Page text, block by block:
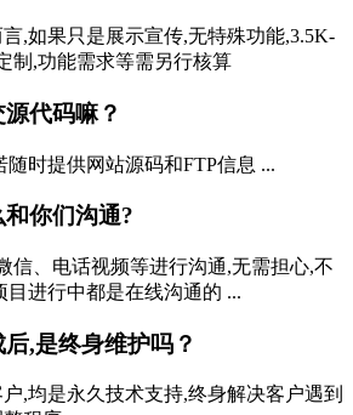
,如果只是展示宣传,无特殊功能,3.5K-
制,功能需求等需另行核算
代码嘛？
随时提供网站源码和FTP信息 ...
你们沟通?
信、电话视频等进行沟通,无需担心,不
目进行中都是在线沟通的 ...
,是终身维护吗？
,均是永久技术支持,终身解决客户遇到